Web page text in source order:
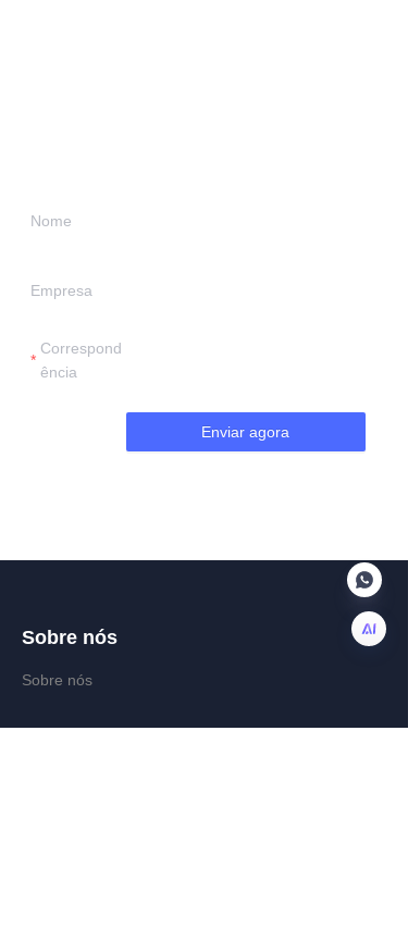
Nome
Empresa
Correspond
ência
Enviar agora
Sobre nós
Sobre nós
PT